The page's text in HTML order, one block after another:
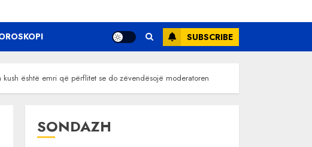
SUBSCRIBE
është emri që përflitet se do zëvendësojë moderatoren
SONDAZH